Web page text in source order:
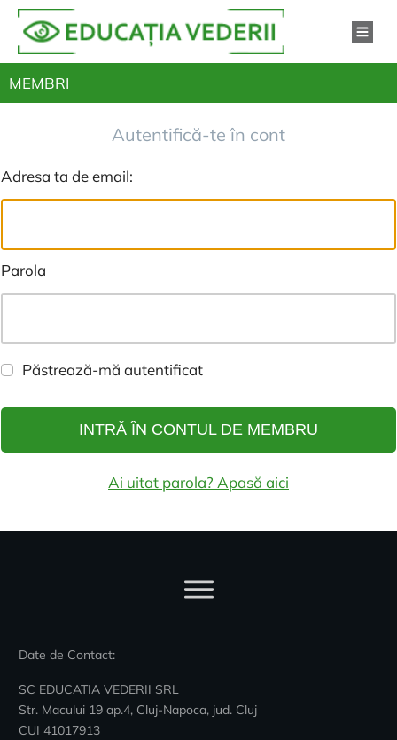
MEMBRI
Autentifică-te în cont
Adresa ta de email:
Parola
Păstrează-mă autentificat
INTRĂ ÎN CONTUL DE MEMBRU
Ai uitat parola? Apasă aici
Date de Contact:
SC EDUCATIA VEDERII SRL
Str. Macului 19 ap.4, Cluj-Napoca, jud. Cluj
CUI 41017913